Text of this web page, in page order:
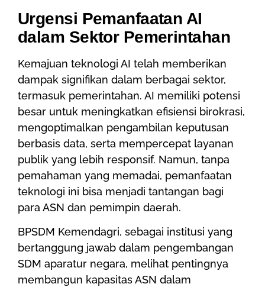
Urgensi Pemanfaatan AI
dalam Sektor Pemerintahan
Kemajuan teknologi AI telah memberikan
dampak signifikan dalam berbagai sektor,
termasuk pemerintahan. AI memiliki potensi
besar untuk meningkatkan efisiensi birokrasi,
mengoptimalkan pengambilan keputusan
berbasis data, serta mempercepat layanan
publik yang lebih responsif. Namun, tanpa
pemahaman yang memadai, pemanfaatan
teknologi ini bisa menjadi tantangan bagi
para ASN dan pemimpin daerah.
BPSDM Kemendagri, sebagai institusi yang
bertanggung jawab dalam pengembangan
SDM aparatur negara, melihat pentingnya
membangun kapasitas ASN dalam